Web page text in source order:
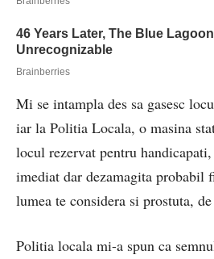
Mi se intampla des sa gasesc
iar la Politia Locala, o masina
locul rezervat pentru
imediat dar dezamagita probabil
lumea te considera si prostuta,
Politia locala mi-a spun ca